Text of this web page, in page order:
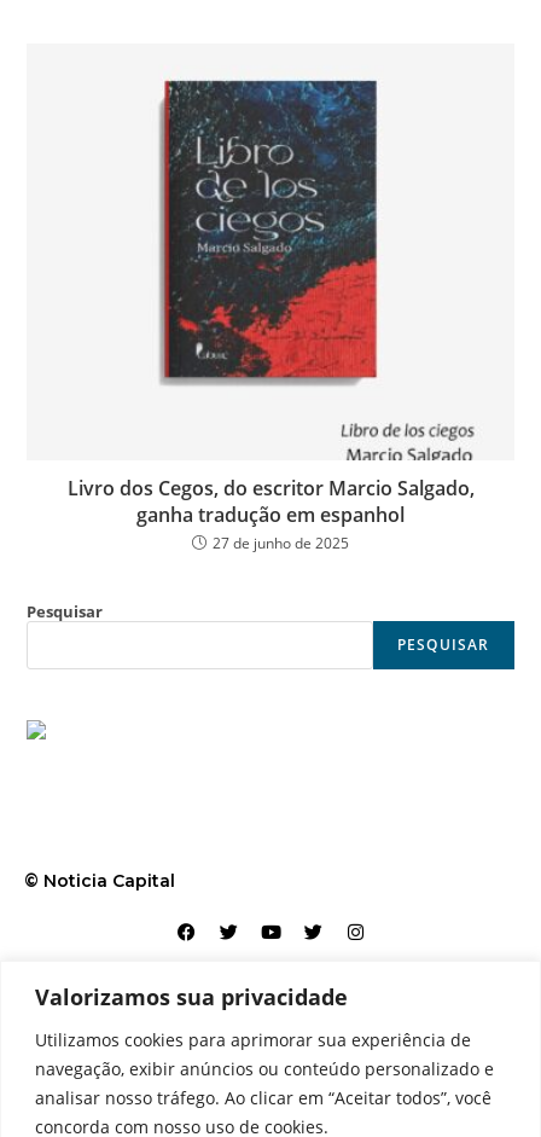
Valorizamos sua privacidade
Utilizamos cookies para aprimorar sua experiência de
navegação, exibir anúncios ou conteúdo personalizado e
analisar nosso tráfego. Ao clicar em “Aceitar todos”, você
concorda com nosso uso de cookies.
Livro dos Cegos, do escritor Marcio Salgado,
ganha tradução em espanhol
27 de junho de 2025
Pesquisar
PESQUISAR
© Noticia Capital
Contato Home Aviso legal Configurações de cookies
Equipe Perfil Política de cookies Serviços